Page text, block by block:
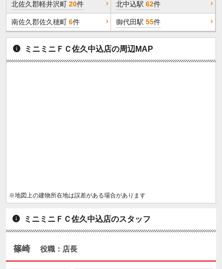
北佐久郡軽井沢町 20件
南佐久郡佐久穂町 6件
北中込駅 62件
御代田駅 55件
ミニミニＦＣ佐久中込店の周辺MAP
※地図上の建物所在地は誤差がある場合があります
ミニミニＦＣ佐久中込店のスタッフ
篠崎 役職：店長